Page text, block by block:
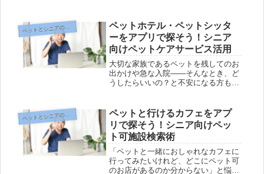
せんか？今はスマホひとつで、シニア
世代にも分かりやすく使えるペット介
護アプリ...
ペットとシニアのデジタル生活編
ペットホテル・ペットシッタ
ーをアプリで探そう！シニア
向けペットケアサービス活用
大切な家族であるペットを残してのお
出かけや急な入院――そんなとき、ど
うしたらいいの？と不安になる方も多
ルやペットシッターを探せるサービス
が広がっています。でも、「シニアに
も...
ペットとシニアのデジタル生活編
ペットと行けるカフェをアプ
リで探そう！シニア向けペッ
ト可施設検索術
「ペットと一緒におしゃれなカフェに
行ってみたいけれど、どこにペット可
のお店があるのか分からない」と悩ん